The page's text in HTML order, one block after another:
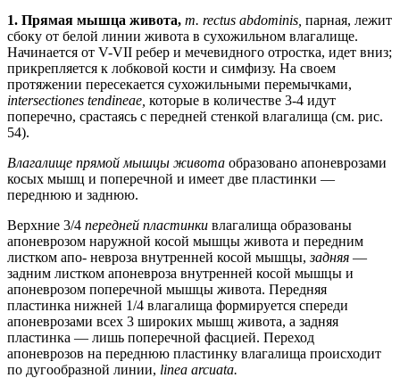
1. Прямая мышца живота, т. rectus abdominis, парная, лежит
сбоку от белой линии живота в сухожильном влагалище.
Начинается от V-VII ребер и мечевидного отростка, идет вниз;
прикрепляется к лобковой кости и симфизу. На своем
протяжении пересекается сухожильными перемычками,
intersectiones tendineae, которые в количестве 3-4 идут
поперечно, срастаясь с передней стенкой влагалища (см. рис.
54).
Влагалище прямой мышцы живота образовано апоневрозами
косых мышц и поперечной и имеет две пластинки —
переднюю и заднюю.
Верхние 3/4 передней пластинки влагалища образованы
апоневрозом наружной косой мышцы живота и передним
листком апо- невроза внутренней косой мышцы,задняя —
задним листком апоневроза внутренней косой мышцы и
апоневрозом поперечной мышцы живота. Передняя
пластинка нижней 1/4 влагалища формируется спереди
апоневрозами всех 3 широких мышц живота, а задняя
пластинка — лишь поперечной фасцией. Переход
апоневрозов на переднюю пластинку влагалища происходит
по дугообразной линии, linea arcuata.